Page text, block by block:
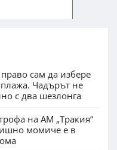
сам да избере
Чадърът не
с два шезлонга
на АМ „Тракия“
момиче е в